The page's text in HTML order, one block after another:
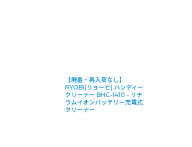
【廃番・再入荷なし】
RYOBI(リョービ) ハンディー
クリーナー BHC-1410 - リチ
ウムイオンバッテリー充電式
クリーナー